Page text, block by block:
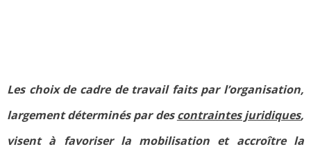
Les choix de cadre de travail faits par l’organisation,
largement déterminés par descontraintes juridiques,
visent à favoriser la mobilisation et accroître la